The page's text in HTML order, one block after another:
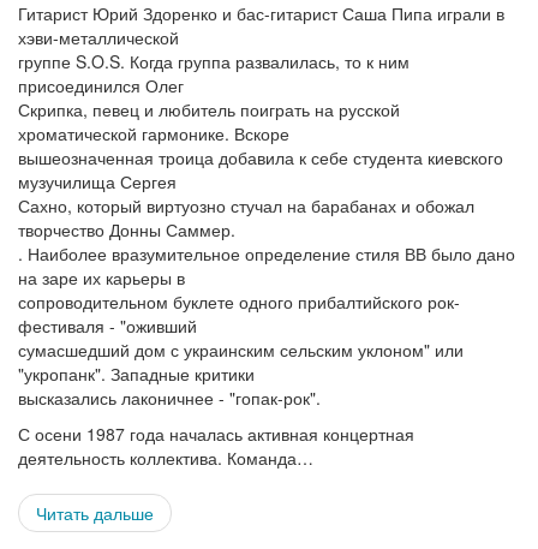
Гитарист Юрий Здоренко и бас-гитарист Саша Пипа играли в
хэви-металлической
группе S.O.S. Когда группа развалилась, то к ним
присоединился Олег
Скрипка, певец и любитель поиграть на русской
хроматической гармонике. Вскоре
вышеозначенная троица добавила к себе студента киевского
музучилища Сергея
Сахно, который виртуозно стучал на барабанах и обожал
творчество Донны Саммер.
. Наиболее вразумительное определение стиля ВВ было дано
на заре их карьеры в
сопроводительном буклете одного прибалтийского рок-
фестиваля - "оживший
сумасшедший дом с украинским сельским уклоном" или
"укропанк". Западные критики
высказались лаконичнее - "гопак-рок".
С осени 1987 года началась активная концертная
деятельность коллектива. Команда…
Читать дальше